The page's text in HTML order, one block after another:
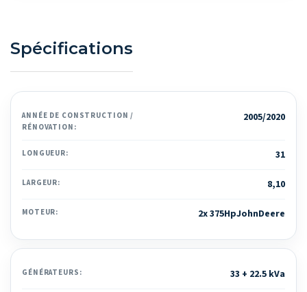
Spécifications
ANNÉE DE CONSTRUCTION /
RÉNOVATION:
2005/2020
LONGUEUR: 31
LARGEUR: 8,10
MOTEUR: 2x 375HpJohnDeere
GÉNÉRATEURS: 33 + 22.5 kVa